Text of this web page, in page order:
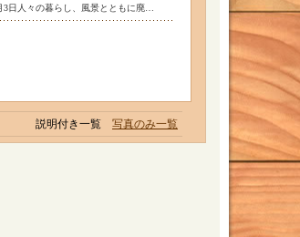
日人々の暮らし、風景とともに廃…
説明付き一覧 写真のみ一覧